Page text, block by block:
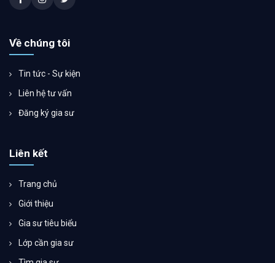
Về chúng tôi
Tin tức - Sự kiện
Liên hệ tư vấn
Đăng ký gia sư
Liên kết
Trang chủ
Giới thiệu
Gia sư tiêu biểu
Lớp cần gia sư